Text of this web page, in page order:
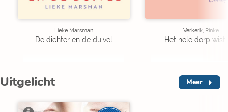
Lieke Marsman
De dichter en de duivel
Verkerk, Rinke
Het hele dorp wist
Uitgelicht Meer